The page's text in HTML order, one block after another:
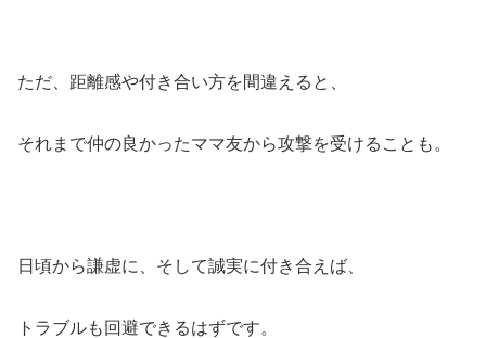
ただ、距離感や付き合い方を間違えると、
それまで仲の良かったママ友から攻撃を受けることも。
日頃から謙虚に、そして誠実に付き合えば、
トラブルも回避できるはずです。